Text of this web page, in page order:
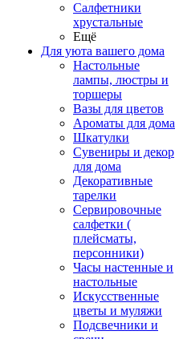
Салфетники
хрустальные
Ещё
Для уюта вашего дома
Настольные
лампы, люстры и
торшеры
Вазы для цветов
Ароматы для дома
Шкатулки
Сувениры и декор
для дома
Декоративные
тарелки
Сервировочные
салфетки (
плейсматы,
персонники)
Часы настенные и
настольные
Искусственные
цветы и муляжи
Подсвечники и